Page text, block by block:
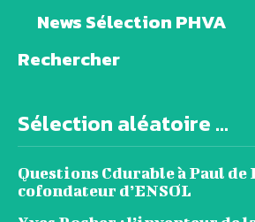
News Sélection PHVA
Rechercher
Sélection aléatoire ...
Questions Cdurable à Paul
cofondateur d’ENSOL